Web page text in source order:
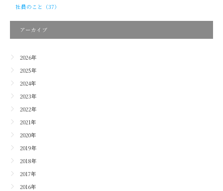
社員のこと（37）
アーカイブ
2026年
2025年
2024年
2023年
2022年
2021年
2020年
2019年
2018年
2017年
2016年